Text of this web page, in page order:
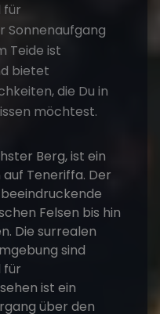
für
Sonnenaufgang
Teide ist
bietet
die Du in
möchtest.